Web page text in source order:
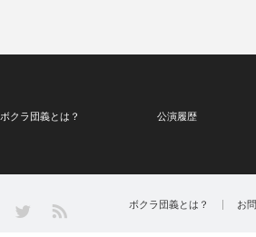
ボクラ団義とは？ 公演履歴
Twitter ボクラ団義とは？ お